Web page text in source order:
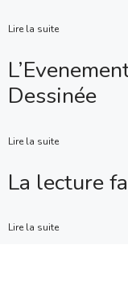
Lire la suite
Dessinée
Lire la suite
La lecture
Lire la suite